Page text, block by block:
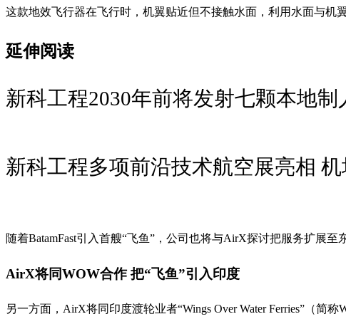
这款地效飞行器在飞行时，机翼贴近但不接触水面，利用水面与
延伸阅读
新科工程2030年前将发射七颗本地制
新科工程多项前沿技术航空展亮相
随着BatamFast引入首艘“飞鱼”，公司也将与AirX探讨把服务扩展至
AirX将同WOW合作 把“飞鱼”引入印度
另一方面，AirX将同印度渡轮业者“Wings Over Water Ferries”（简称